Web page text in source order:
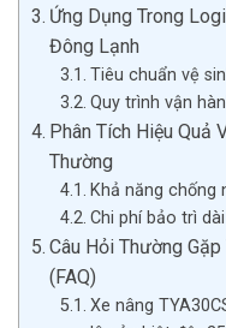
Ứng Dụng Trong
Đông Lạnh
Tiêu chuẩn vệ
Quy trình vận
Phân Tích Hiệu Quả
Thường
Khả năng chống
Chi phí bảo trì
Câu Hỏi Thường
(FAQ)
Xe nâng